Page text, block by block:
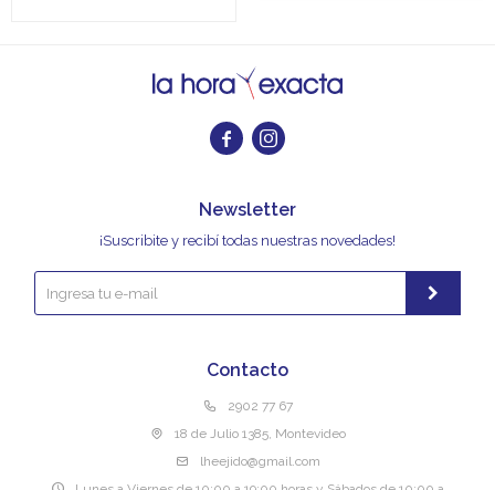
 
Contacto
2902 77 67
18 de Julio 1385, Montevideo
lheejido@gmail.com
Newsletter
¡Suscribite y recibí todas nuestras novedades!